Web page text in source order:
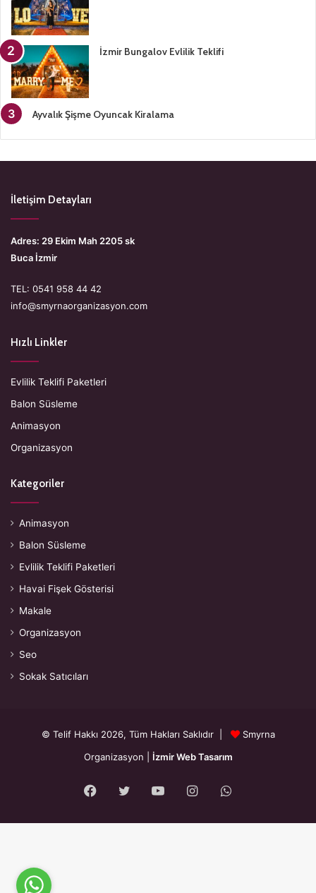
İzmir Bungalov Evlilik Teklifi
Ayvalık Şişme Oyuncak Kiralama
İletişim Detayları
Adres: 29 Ekim Mah 2205 sk
Buca İzmir
TEL: 0541 958 44 42
info@smyrnaorganizasyon.com
Hızlı Linkler
Evlilik Teklifi Paketleri
Balon Süsleme
Animasyon
Organizasyon
Kategoriler
Animasyon
Balon Süsleme
Evlilik Teklifi Paketleri
Havai Fişek Gösterisi
Makale
Organizasyon
Seo
Sokak Satıcıları
© Telif Hakkı 2026, Tüm Hakları Saklıdır |
Smyrna
Organizasyon
İzmir Web Tasarım
Facebook
TwitterYouTubeInstagramWhatsApp
content\/plugins\/*","\/wp-content\/themes\/smyrna\/*","\/*\\?(.+)"]}},
{"not":{"selector_matches":"a[rel~=\"nofollow\"]"}},{"not":